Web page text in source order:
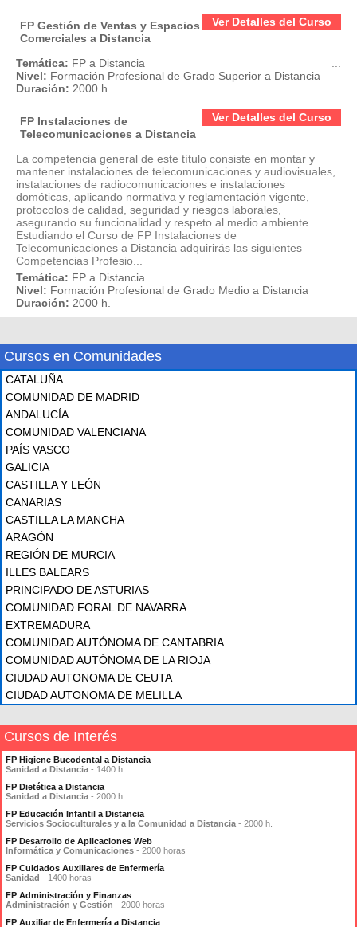
Ver Detalles del Curso
FP Gestión de Ventas y Espacios
Comerciales a Distancia
Temática: FP a Distancia
Nivel: Formación Profesional de Grado Superior a Distancia
Duración: 2000 h.
Ver Detalles del Curso
FP Instalaciones de
Telecomunicaciones a Distancia
La competencia general de este título consiste en montar y
mantener instalaciones de telecomunicaciones y audiovisuales,
instalaciones de radiocomunicaciones e instalaciones
domóticas, aplicando normativa y reglamentación vigente,
protocolos de calidad, seguridad y riesgos laborales,
asegurando su funcionalidad y respeto al medio ambiente.
Estudiando el Curso de FP Instalaciones de
Telecomunicaciones a Distancia adquirirás las siguientes
Competencias Profesio...
Temática: FP a Distancia
Nivel: Formación Profesional de Grado Medio a Distancia
Duración: 2000 h.
Cursos en Comunidades
CATALUÑA
COMUNIDAD DE MADRID
ANDALUCÍA
COMUNIDAD VALENCIANA
PAÍS VASCO
GALICIA
CASTILLA Y LEÓN
CANARIAS
CASTILLA LA MANCHA
ARAGÓN
REGIÓN DE MURCIA
ILLES BALEARS
PRINCIPADO DE ASTURIAS
COMUNIDAD FORAL DE NAVARRA
EXTREMADURA
COMUNIDAD AUTÓNOMA DE CANTABRIA
COMUNIDAD AUTÓNOMA DE LA RIOJA
CIUDAD AUTONOMA DE CEUTA
CIUDAD AUTONOMA DE MELILLA
Cursos de Interés
FP Higiene Bucodental a Distancia
Sanidad a Distancia - 1400 h.
FP Dietética a Distancia
Sanidad a Distancia - 2000 h.
FP Educación Infantil a Distancia
Servicios Socioculturales y a la Comunidad a Distancia - 2000 h.
FP Desarrollo de Aplicaciones Web
Informática y Comunicaciones - 2000 horas
FP Cuidados Auxiliares de Enfermería
Sanidad - 1400 horas
FP Administración y Finanzas
Administración y Gestión - 2000 horas
FP Auxiliar de Enfermería a Distancia